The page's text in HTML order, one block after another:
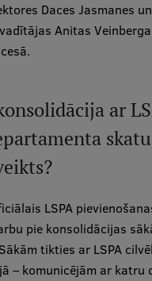
pieejamība
mācības
kursi
Daces Jasmanes
Anitas
ar
LSPA
pie konsolidācijas
tikties ar LSPA
– komunicējām ar katru